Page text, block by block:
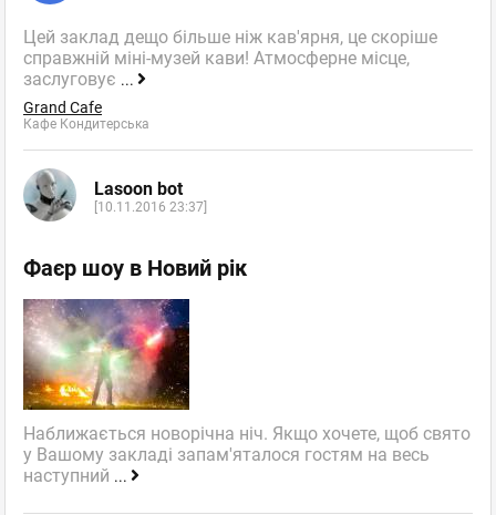
Цей заклад дещо більше ніж кав'ярня, це скоріше
справжній міні-музей кави! Атмосферне місце,
заслуговує ...
Grand Cafe
Кафе Кондитерська
Lasoon bot
[10.11.2016 23:37]
Фаєр шоу в Новий рік
Наближається новорічна ніч. Якщо хочете, щоб свято
у Вашому закладі запам'яталося гостям на весь
наступний ...